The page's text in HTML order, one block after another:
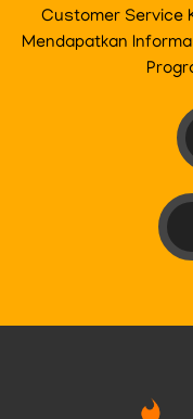
Customer Service
Mendapatkan